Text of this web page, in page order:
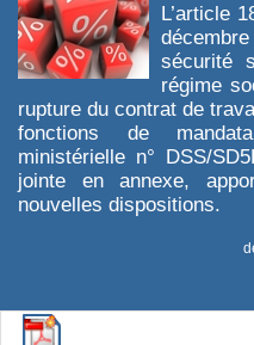
L’article
sécurité
régime
rupture du contrat de
fonctions de
ministérielle n° DSS/
jointe en annexe,
nouvelles dispositions.